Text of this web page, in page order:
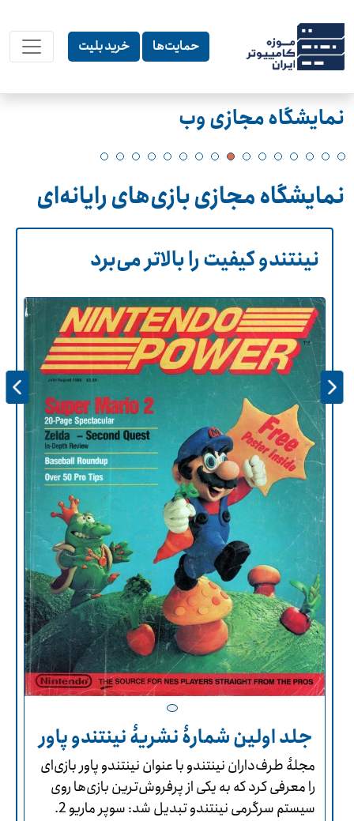
حمایت‌ها خرید بلیت
نمایشگاه مجازی وب
نمایشگاه مجازی بازی‌های رایانه‌ای
نینتندو کیفیت را بالاتر می‌برد
جلد اولین شمارۀ نشریۀ نینتندو پاور
مجلۀ طرف‌داران نینتندو با عنوان نینتندو پاور بازی‌ای
را معرفی کرد که به یکی از پرفروش‌ترین بازی‌ها روی
سیستم سرگرمی نینتندو تبدیل شد: سوپر ماریو 2.